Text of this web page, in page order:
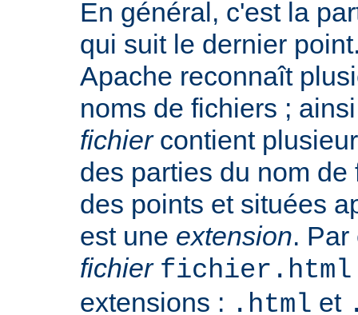
En général, c'est la
qui suit le dernier
Apache reconnaît
noms de fichiers ;
fichiercontient
des parties du nom
des points et situées
est une extension.
fichier
extensions : .html et